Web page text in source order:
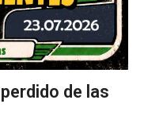
de las